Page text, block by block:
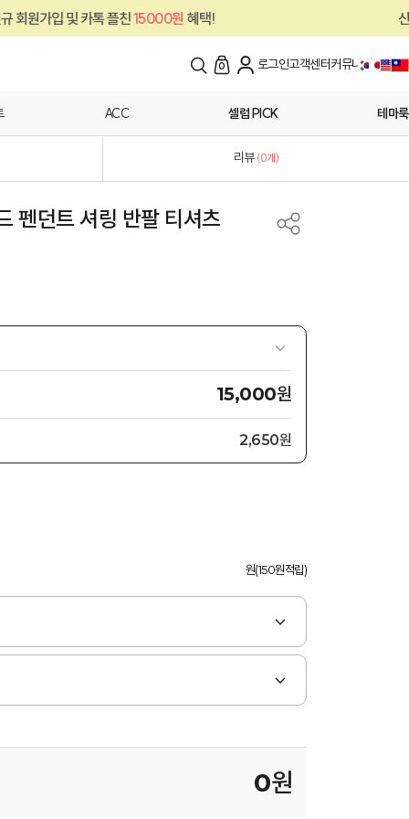
15000원혜택! 신규 회원가입 및 카톡 플
0 로그인고객센터커뮤니티
ACC 셀럽 PICK 테마룩
리뷰 (0개)
펜던트 셔링 반팔 티셔츠
15,000원
2,650원
원(150원적립)
0원